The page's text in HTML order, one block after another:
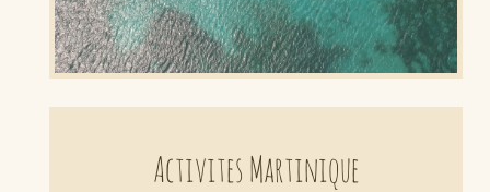
Activites Martinique